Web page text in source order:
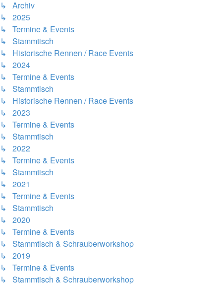
↳ Archiv
↳ 2025
↳ Termine & Events
↳ Stammtisch
↳ Historische Rennen / Race Events
↳ 2024
↳ Termine & Events
↳ Stammtisch
↳ Historische Rennen / Race Events
↳ 2023
↳ Termine & Events
↳ Stammtisch
↳ 2022
↳ Termine & Events
↳ Stammtisch
↳ 2021
↳ Termine & Events
↳ Stammtisch
↳ 2020
↳ Termine & Events
↳ Stammtisch & Schrauberworkshop
↳ 2019
↳ Termine & Events
↳ Stammtisch & Schrauberworkshop